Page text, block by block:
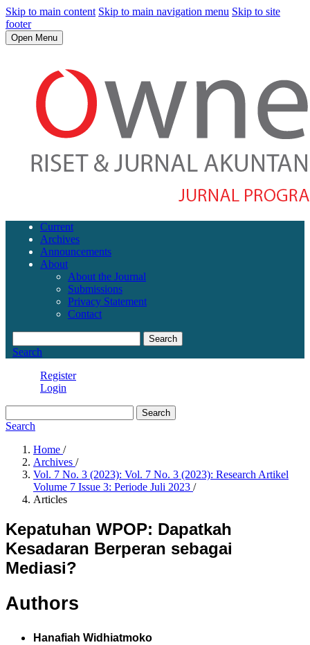
Skip to main content Skip to main navigation menu Skip to site
footer
Open Menu
Current
Archives
Announcements
About
About the Journal
Submissions
Privacy Statement
Contact
Search
Search
Register
Login
Search
Search
Home /
Archives /
Vol. 7 No. 3 (2023): Vol. 7 No. 3 (2023): Research Artikel
Volume 7 Issue 3: Periode Juli 2023 /
Articles
Kepatuhan WPOP: Dapatkah
Kesadaran Berperan sebagai
Mediasi?
Authors
Hanafiah Widhiatmoko